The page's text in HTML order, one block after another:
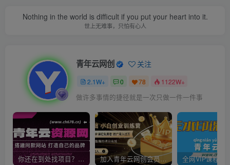
Nothing in the world is difficult if you put your heart into it.
世上无难事，只怕有心人
青年云网创 关注
2.1W+ 0 78 1122W+
做许多事情的捷径就是一次只做一件一件事
你还在到处找项目？还在当韭菜？我靠卖项目一个月收入5万+，曾经我也是个失败者。 加入青年云网创会员，全站资源免费学习。加入高级合伙人，推广日入1000+